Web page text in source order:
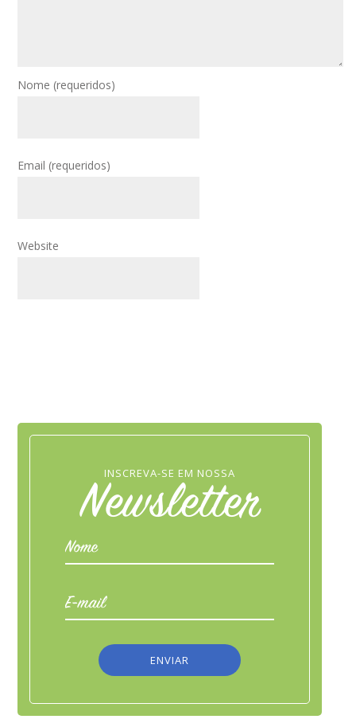
Nome (requeridos)
Email (requeridos)
Website
INSCREVA-SE EM NOSSA
Newsletter